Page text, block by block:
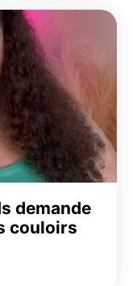
demande
couloirs